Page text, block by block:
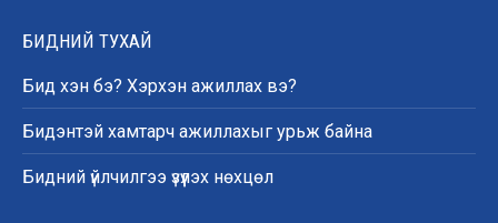
БИДНИЙ ТУХАЙ
Бид хэн бэ? Хэрхэн ажиллах вэ?
Бидэнтэй хамтарч ажиллахыг урьж байна
Бидний үйлчилгээ үзүүлэх нөхцөл